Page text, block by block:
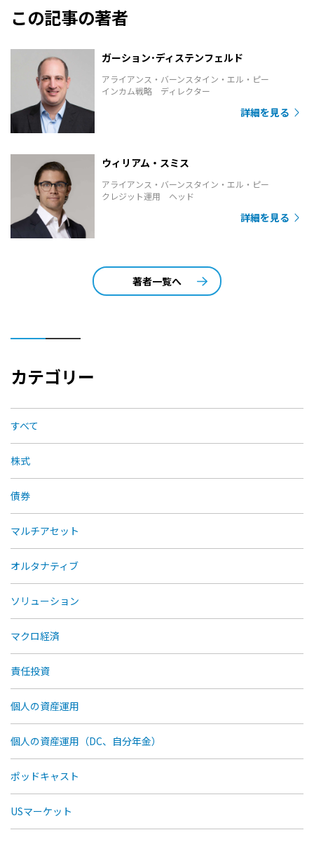
この記事の著者
ガーション･ディステンフェルド
アライアンス・バーンスタイン・エル・ピー
インカム戦略 ディレクター
詳細を見る
ウィリアム・スミス
アライアンス・バーンスタイン・エル・ピー
クレジット運用 ヘッド
詳細を見る
著者一覧へ
カテゴリー
すべて
株式
債券
マルチアセット
オルタナティブ
ソリューション
マクロ経済
責任投資
個人の資産運用
個人の資産運用（DC、自分年金）
ポッドキャスト
USマーケット